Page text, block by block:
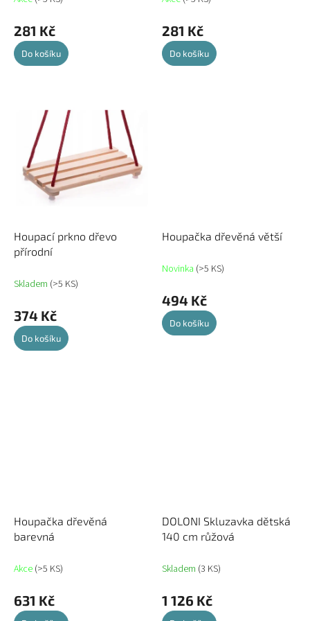
281 Kč
Do košíku
281 Kč
Do košíku
Houpací prkno dřevo
přírodní
Skladem (>5 KS)
374 Kč
Do košíku
Houpačka dřevěná větší
Novinka (>5 KS)
494 Kč
Do košíku
Houpačka dřevěná
barevná
Akce (>5 KS)
631 Kč
DOLONI Skluzavka dětská
140 cm růžová
Skladem (3 KS)
1 126 Kč